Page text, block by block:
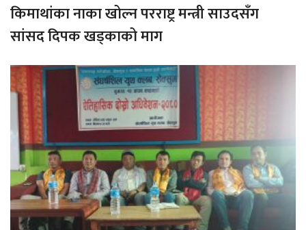
किमाथांका नाका खोल्न परराष्ट्र मन्त्री साउदसँग
सांसद दिपक खड्काको माग